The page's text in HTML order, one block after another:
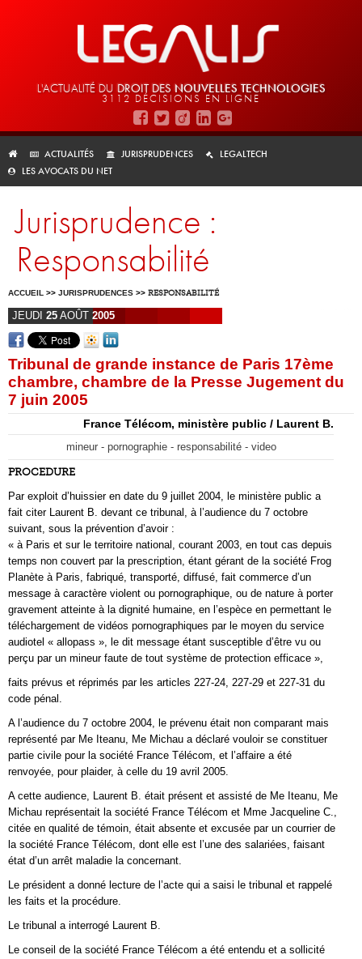
L'ACTUALITÉ DU DROIT DES NOUVELLES TECHNOLOGIES
3112 DÉCISIONS EN LIGNE
ACTUALITÉS JURISPRUDENCES
LEGALTECH
LES AVOCATS DU NET
Jurisprudence :
Responsabilité
ACCUEIL >> JURISPRUDENCES >> RESPONSABILITÉ
JEUDI 25 AOÛT 2005
Tribunal de grande instance de Paris 17ème
chambre, chambre de la Presse Jugement du
7 juin 2005
France Télécom, ministère public / Laurent B.
mineur - pornographie - responsabilité - video
PROCEDURE
Par exploit d’huissier en date du 9 juillet 2004, le ministère public a
fait citer Laurent B. devant ce tribunal, à l’audience du 7 octobre
suivant, sous la prévention d’avoir :
« à Paris et sur le territoire national, courant 2003, en tout cas depuis
temps non couvert par la prescription, étant gérant de la société Frog
Planète à Paris, fabriqué, transporté, diffusé, fait commerce d’un
message à caractère violent ou pornographique, ou de nature à porter
gravement atteinte à la dignité humaine, en l’espèce en permettant le
téléchargement de vidéos pornographiques par le moyen du service
audiotel « allopass », le dit message étant susceptible d’être vu ou
perçu par un mineur faute de tout système de protection efficace »,
faits prévus et réprimés par les articles 227-24, 227-29 et 227-31 du
code pénal.
A l’audience du 7 octobre 2004, le prévenu était non comparant mais
représenté par Me Iteanu, Me Michau a déclaré vouloir se constituer
partie civile pour la société France Télécom, et l’affaire a été
renvoyée, pour plaider, à celle du 19 avril 2005.
A cette audience, Laurent B. était présent et assisté de Me Iteanu, Me
Michau représentait la société France Télécom et Mme Jacqueline C.,
citée en qualité de témoin, était absente et excusée par un courrier de
la société France Télécom, dont elle est l’une des salariées, faisant
état d’un arrêt maladie la concernant.
Le président a donné lecture de l’acte qui a saisi le tribunal et rappelé
les faits et la procédure.
Le tribunal a interrogé Laurent B.
Le conseil de la société France Télécom a été entendu et a sollicité